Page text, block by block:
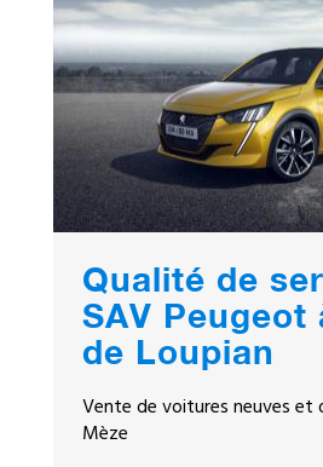
Qualité de
SAV Peugeot
de Loupian
Vente de voitures neuves et
Mèze